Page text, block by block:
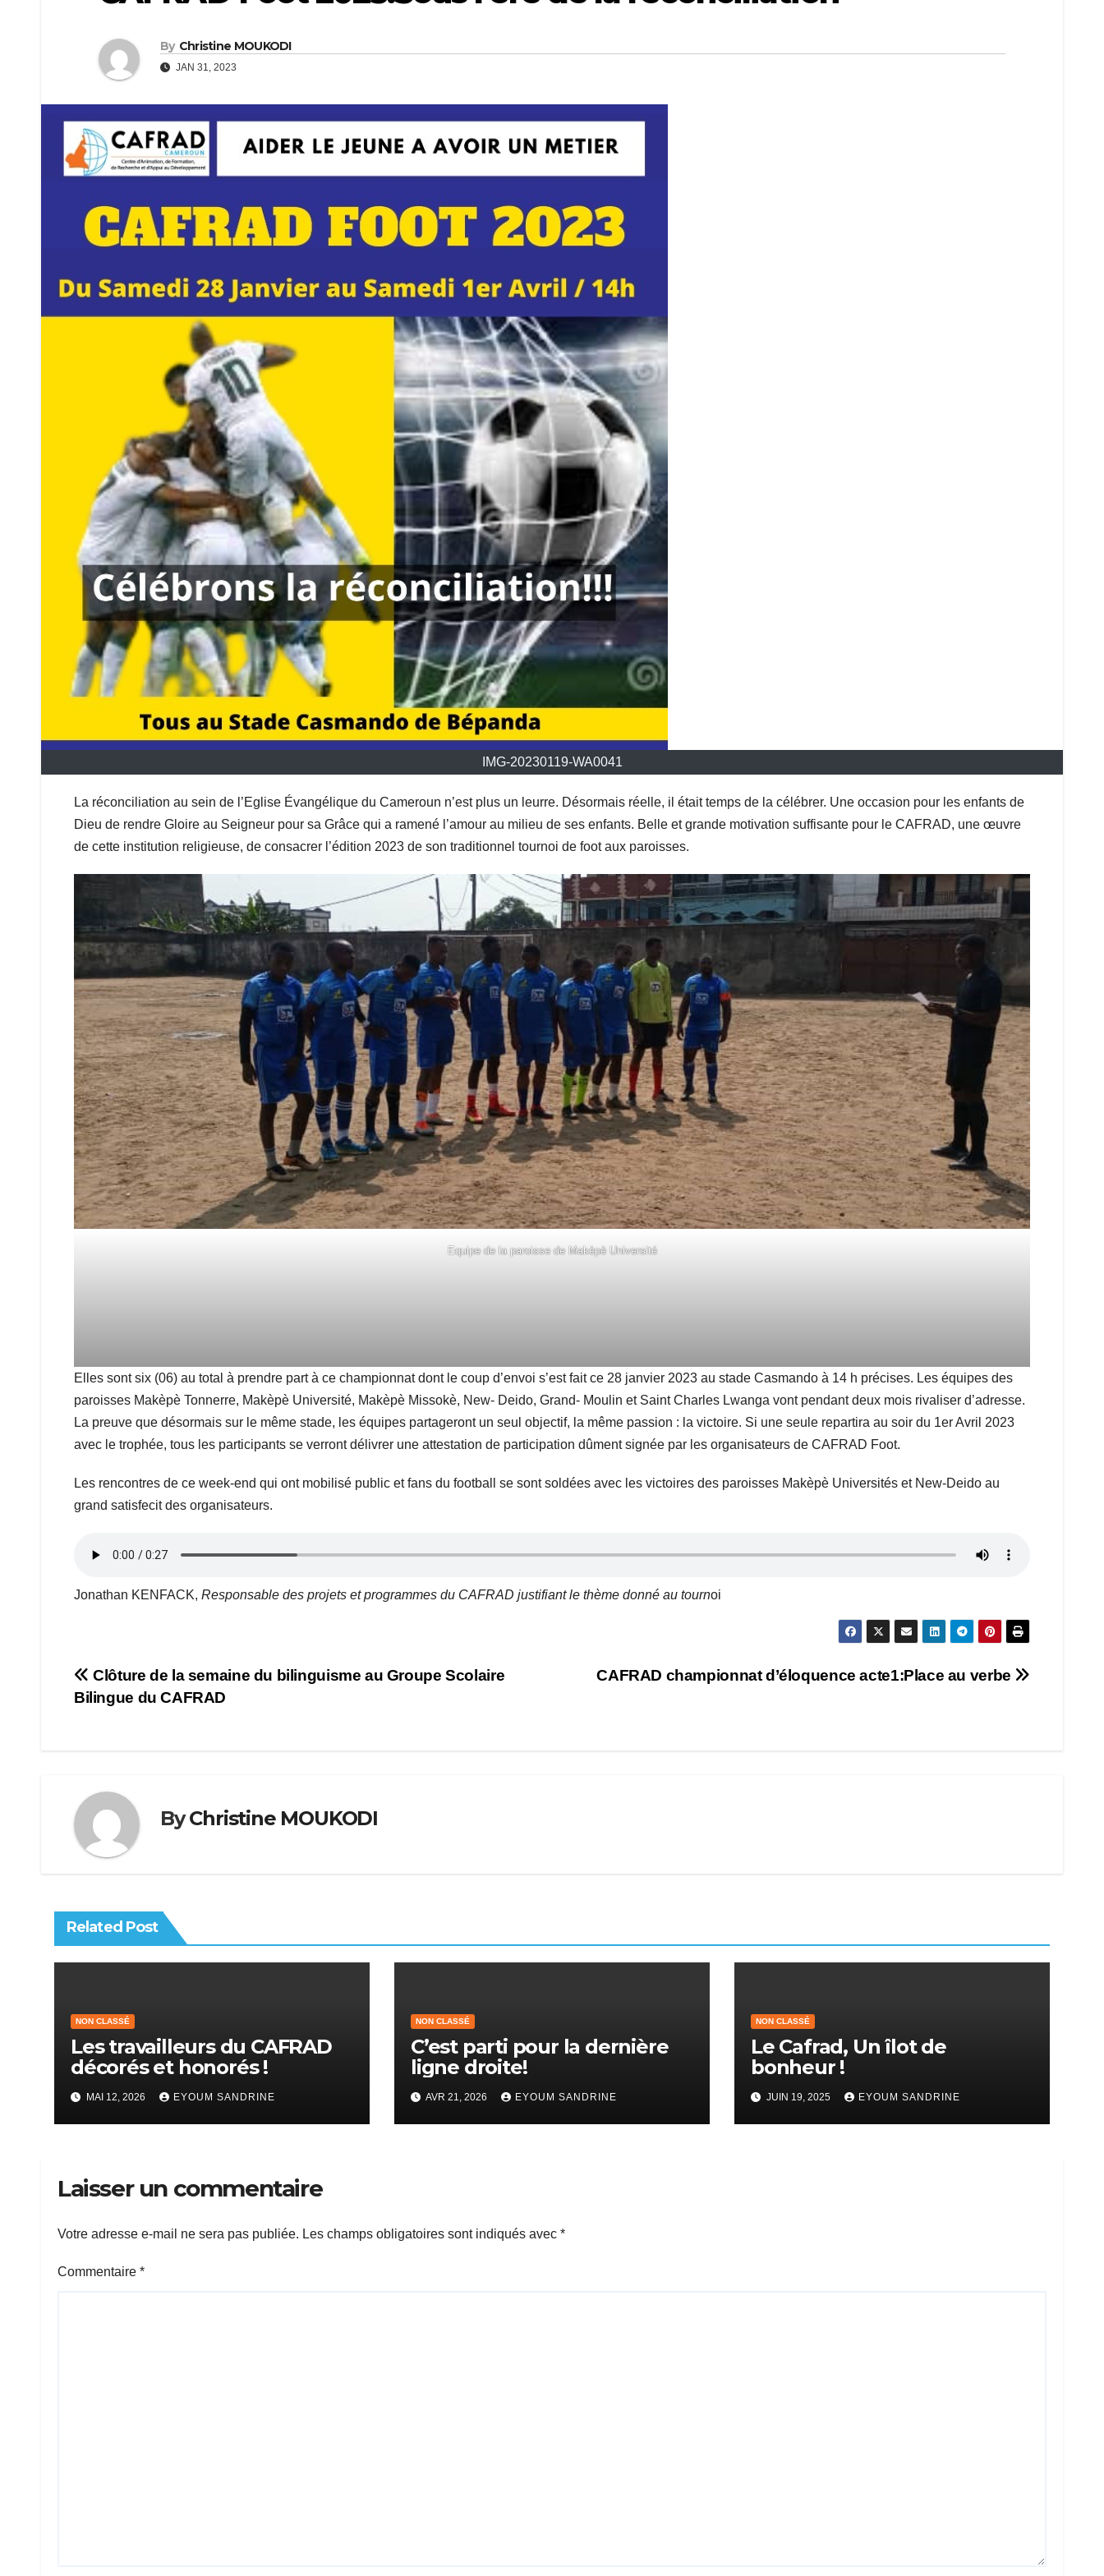
By Christine MOUKODI
JAN 31, 2023
IMG-20230119-WA0041
La réconciliation au sein de l’Eglise Évangélique du Cameroun n’est plus un leurre. Désormais réelle, il était temps de la célébrer. Une occasion pour les enfants de
Dieu de rendre Gloire au Seigneur pour sa Grâce qui a ramené l’amour au milieu de ses enfants. Belle et grande motivation suffisante pour le CAFRAD, une œuvre
de cette institution religieuse, de consacrer l’édition 2023 de son traditionnel tournoi de foot aux paroisses.
Equipe de la paroisse de Makèpè Université
Elles sont six (06) au total à prendre part à ce championnat dont le coup d’envoi s’est fait ce 28 janvier 2023 au stade Casmando à 14 h précises. Les équipes des
paroisses Makèpè Tonnerre, Makèpè Université, Makèpè Missokè, New- Deido, Grand- Moulin et Saint Charles Lwanga vont pendant deux mois rivaliser d’adresse.
La preuve que désormais sur le même stade, les équipes partageront un seul objectif, la même passion : la victoire. Si une seule repartira au soir du 1er Avril 2023
avec le trophée, tous les participants se verront délivrer une attestation de participation dûment signée par les organisateurs de CAFRAD Foot.
Les rencontres de ce week-end qui ont mobilisé public et fans du football se sont soldées avec les victoires des paroisses Makèpè Universités et New-Deido au
grand satisfecit des organisateurs.
Jonathan KENFACK, Responsable des projets et programmes du CAFRAD justifiant le thème donné au tournoi
Navigation
CAFRAD championnat d’éloquence acte1:Place au verbe
Clôture de la semaine du bilinguisme au Groupe Scolaire
Bilingue du CAFRAD
ByChristine MOUKODI
Related Post
NON CLASSÉ
Les travailleurs du CAFRAD
décorés et honorés !
MAI 12, 2026 EYOUM SANDRINE
NON CLASSÉ
C’est parti pour la dernière
ligne droite!
AVR 21, 2026 EYOUM SANDRINE
NON CLASSÉ
Le Cafrad, Un îlot de
bonheur !
JUIN 19, 2025 EYOUM SANDRINE
Laisser un commentaire
Votre adresse e-mail ne sera pas publiée. Les champs obligatoires sont indiqués avec *
Commentaire *